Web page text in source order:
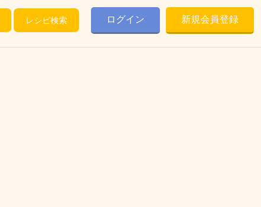
レシピ検索 ログイン 新規会員登録